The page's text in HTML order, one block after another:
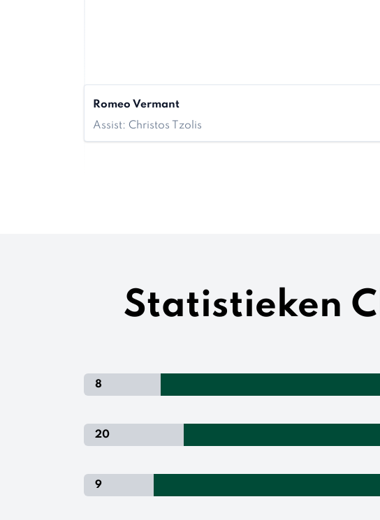
Romeo Vermant
Assist: Christos Tzolis
Statistieken
8
20
9